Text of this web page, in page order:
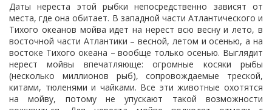
Даты нереста этой рыбки непосредственно зависят от
места, где она обитает. В западной части Атлантического и
Тихого океанов мойва идет на нерест всю весну и лето, в
восточной части Атлантики – весной, летом и осенью, а на
востоке Тихого океана – вообще только осенью. Выглядит
нерест мойвы впечатляюще: огромные косяки рыбы
(несколько миллионов рыб), сопровождаемые треской,
китами, тюленями и чайками. Все эти животные охотятся
на мойву, потому не упускают такой возможности